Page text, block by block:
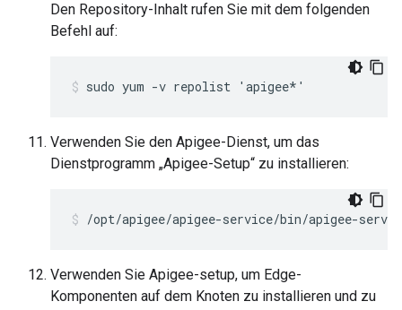
Den Repository-Inhalt rufen Sie mit dem folgenden
Befehl auf:
sudo yum -v repolist 'apigee*'
Verwenden Sie den Apigee-Dienst, um das
Dienstprogramm „Apigee-Setup“ zu installieren:
/opt/apigee/apigee-service/bin/apigee-
Verwenden Sie Apigee-setup, um Edge-
Komponenten auf dem Knoten zu installieren und zu